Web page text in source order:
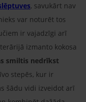
, savukārt nav
var noturēt tos
ir vajadzīgi arī
terārijā izmanto kokosa
smiltis nedrīkst
stepēs, kur ir
šādu vidi izveidot arī